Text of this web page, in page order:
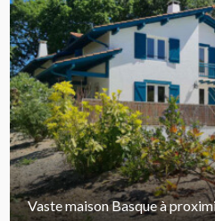
Vaste maison Basque à